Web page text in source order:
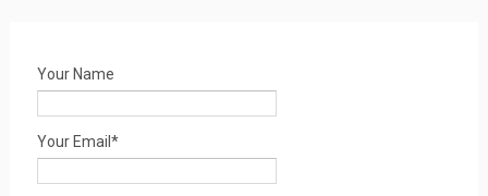
Your Name
Your Email*